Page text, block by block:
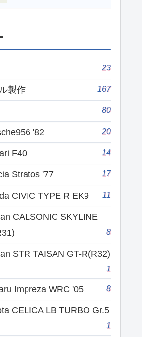
23
製作 167
80
'82 20
F40 14
Stratos '77 17
CIVIC TYPE R EK9 11
CALSONIC SKYLINE
8
STR TAISAN GT-R(R32)
1
Impreza WRC '05 8
CELICA LB TURBO Gr.5
1